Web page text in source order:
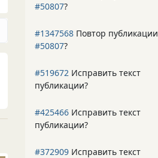
#50807?
#1347568 Повтор публикации
#50807?
#519672 Исправить текст
публикации?
#425466 Исправить текст
публикации?
#372909 Исправить текст